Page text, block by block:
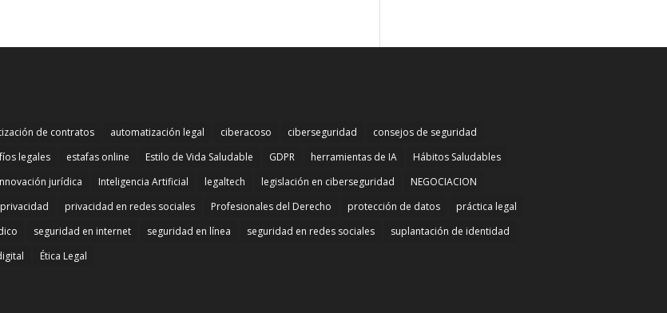
de contratos automatización legal ciberacoso ciberseguridad
consejos de seguridad
legales estafas online Estilo de Vida Saludable GDPR herramientas de IA
Hábitos Saludables
jurídica Inteligencia Artificial legaltech legislación en ciberseguridad
NEGOCIACION
privacidad privacidad en redes sociales Profesionales del Derecho protección de datos
práctica legal
seguridad en internet seguridad en línea seguridad en redes sociales
suplantación de identidad
Ética Legal